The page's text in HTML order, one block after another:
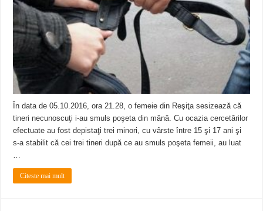
În data de 05.10.2016, ora 21.28, o femeie din Reşiţa sesizează că
tineri necunoscuţi i-au smuls poşeta din mână. Cu ocazia cercetărilor
efectuate au fost depistaţi trei minori, cu vârste între 15 şi 17 ani şi
s-a stabilit că cei trei tineri după ce au smuls poşeta femeii, au luat
…
Citeste mai mult